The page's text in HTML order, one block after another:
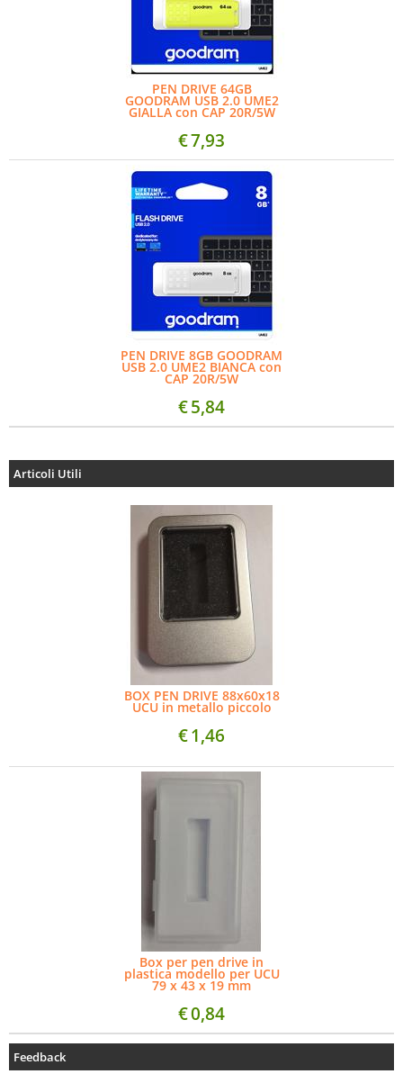
PEN DRIVE 64GB
GOODRAM USB 2.0 UME2
GIALLA con CAP 20R/5W
€7,93
PEN DRIVE 8GB GOODRAM
USB 2.0 UME2 BIANCA con
CAP 20R/5W
€5,84
Articoli Utili
BOX PEN DRIVE 88x60x18
UCU in metallo piccolo
€1,46
Box per pen drive in
plastica modello per UCU
79 x 43 x 19 mm
€0,84
Feedback